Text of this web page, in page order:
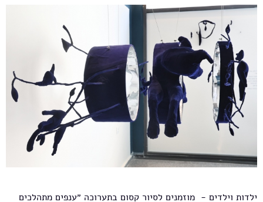
ילדות וילדים - מוזמנים לסיור קסום בתערוכה ״ענפים מתהלכים